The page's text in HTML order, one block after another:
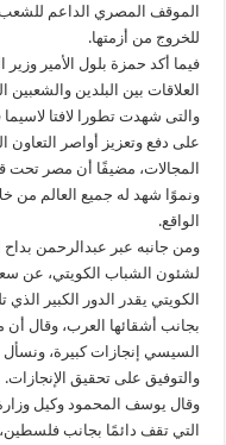
الموقف المصري الداعم للشعب
للخروج من أزمتها.
فيما أكد حمزة بلول الأمير
العلاقات بين البلدين
والتى شهدت تطورا لافتا
على دفع وتعزيز أواصر
المجالات، مضيفًا أن مصر تحت
ونموًا شهد له جميع العالم من
الواقع.
ومن جانبه عبر عبدالرحمن بداح
لشئون الشباب الكويتي، عن
الكويتي يقدر الدور الكبير
بجانب أشقائها العرب، وقال
السيسي إنجازات كبيرة، ونسأل
والتوفيق على تحقيق الإنجازات.
وقال يوسف المحمود وكيل
التي تقف دائمًا بجانب